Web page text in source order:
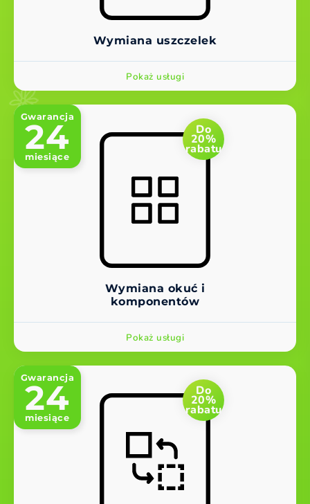
Wymiana uszczelek
Pokaż usługi
Gwarancja
24
miesiące
Do
20%
rabatu
Wymiana okuć i
komponentów
Pokaż usługi
Gwarancja
24
miesiące
Do
20%
rabatu